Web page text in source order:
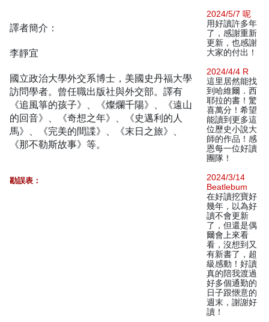
譯者簡介：
李靜宜
國立政治大學外交系博士，美國史丹福大學
訪問學者。曾任職出版社與外交部。譯有
《追風箏的孩子》、《燦爛千陽》、《遠山
的回音》、《奇想之年》、《史邁利的人
馬》、《完美的間諜》、《末日之旅》、
《那不勒斯故事》等。
勘誤表：
2024/5/7 呢
用好讀許多年
了，感謝重新
更新，也感謝
大家的付出！
2024/4/4 R
這里居然能找
到哈維爾．西
耶拉的書！驚
喜萬分！希望
能讀到更多這
位歷史小說大
師的作品！感
恩每一位好讀
團隊！
2024/3/14
Beatlebum
在好讀挖寶好
幾年，以為好
讀不會更新
了，但還是偶
爾會上來看
看，沒想到又
有新書了，超
級感動！好讀
真的陪我渡過
好多個通勤的
日子跟愜意的
週末，謝謝好
讀！